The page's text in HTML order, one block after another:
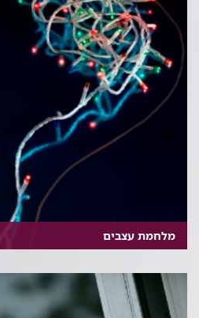
מלחמת עצבים